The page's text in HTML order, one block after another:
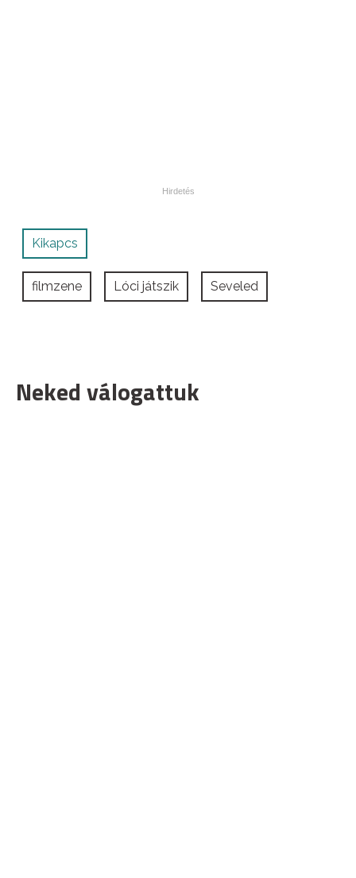
Kikapcs
filmzene Lóci játszik Seveled
Neked válogattuk